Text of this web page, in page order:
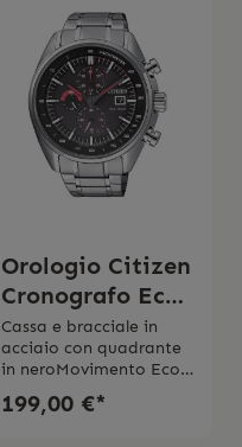
fino a 270
giorni Cronogafo fino a
minutiImpermeabilitá
10 bar
Orologio Citizen
Cronografo Eco
Drive
Cassa e bracciale in
acciaio con quadrante
in neroMovimento Eco
Drive a carica
luce Riserva di carica
199,00 €*